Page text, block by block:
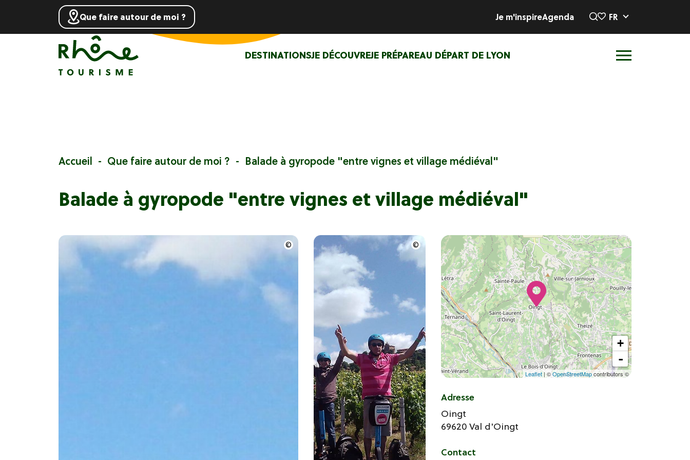
DESTINATIONSJE DÉCOUVREJE PRÉPAREAU DÉPART DE LYON
Que faire autour de moi ? Je m'inspireAgenda FR
Accueil Que faire autour de moi ? Balade à gyropode "entre vignes et village médiéval"
Balade à gyropode "entre vignes et village médiéval"
+
-
Leaflet| ©OpenStreetMapcontributors ©
Adresse
Oingt
69620 Val d'Oingt
Contact